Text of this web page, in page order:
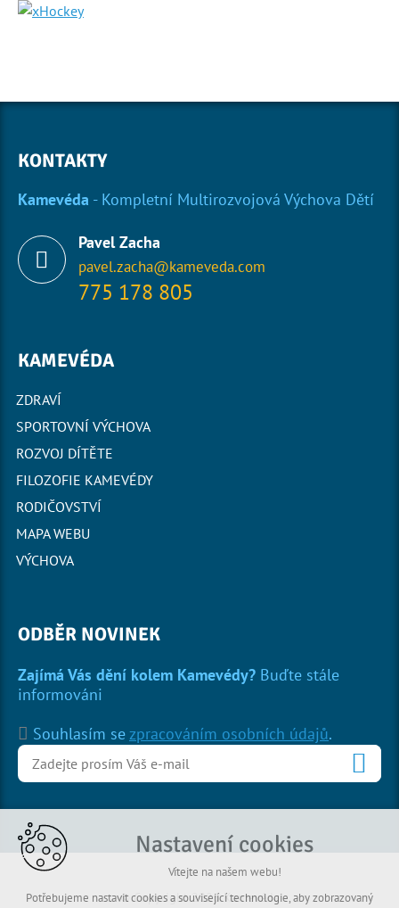
KONTAKTY
Kamevéda - Kompletní Multirozvojová Výchova Dětí
Pavel Zacha
pavel.zacha@kameveda.com
775 178 805
KAMEVÉDA
ZDRAVÍ
SPORTOVNÍ VÝCHOVA
ROZVOJ DÍTĚTE
FILOZOFIE KAMEVÉDY
RODIČOVSTVÍ
MAPA WEBU
VÝCHOVA
ODBĚR NOVINEK
Zajímá Vás dění kolem Kamevédy? Buďte stále
informováni
Souhlasím sezpracováním osobních údajů.
© Copyright 2026 Kamevéda
Nastavení cookies
Vítejte na našem webu!
Potřebujeme nastavit cookies a související technologie, aby zobrazovaný